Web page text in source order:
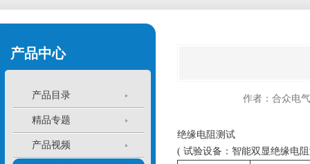
产品中心
产品目录
精品专题
产品视频
作者：合众电
绝缘电阻测试
( 试验设备：智能双显绝缘电